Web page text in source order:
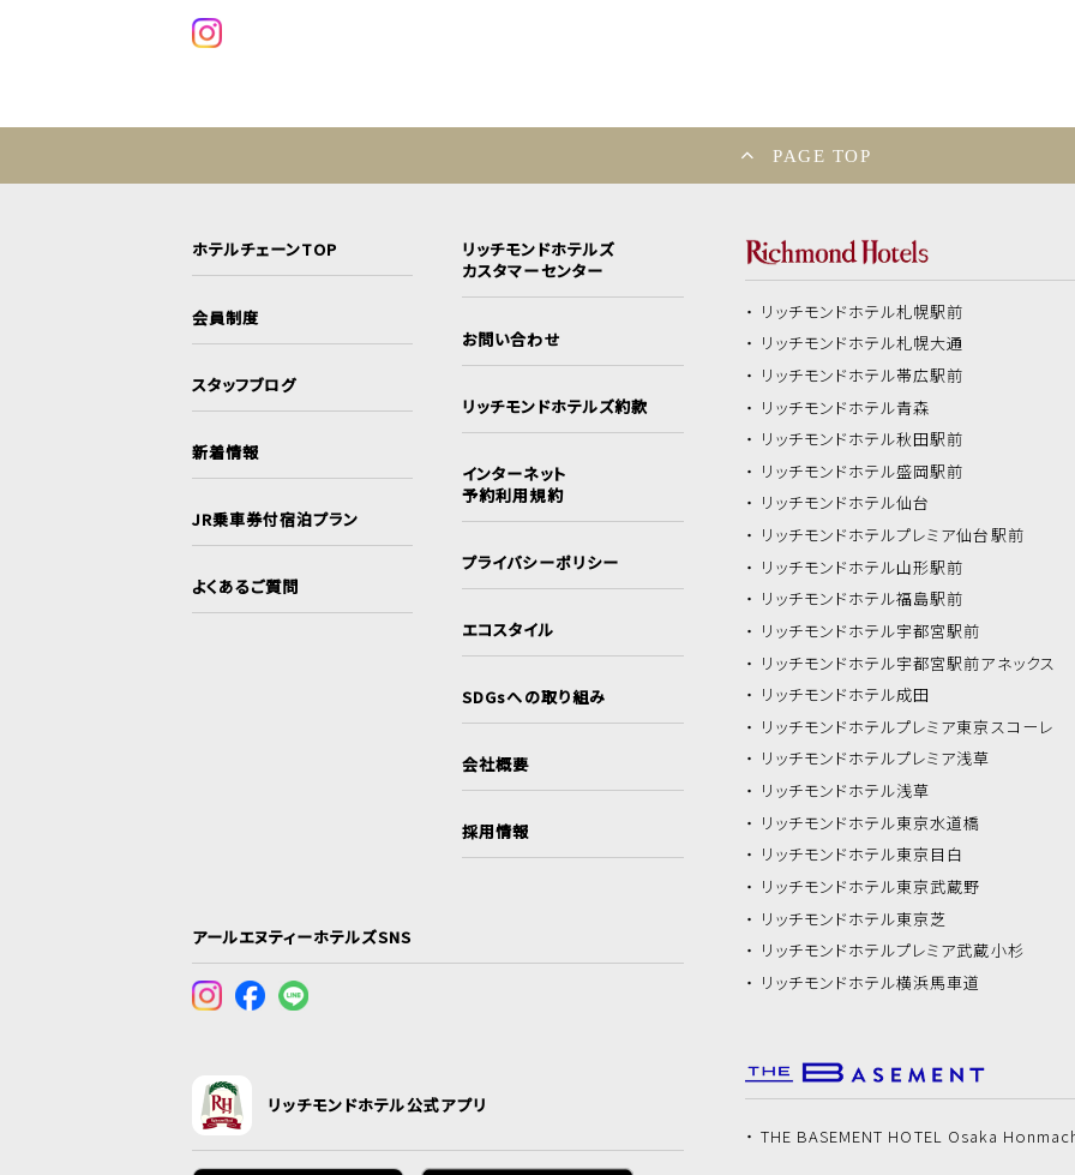
PAGE TOP
ホテルチェーンTOP
会員制度
スタッフブログ
新着情報
JR乗車券付宿泊プラン
よくあるご質問
リッチモンドホテルズ
カスタマーセンター
お問い合わせ
リッチモンドホテルズ約款
インターネット
予約利用規約
プライバシーポリシー
エコスタイル
SDGsへの取り組み
会社概要
採用情報
アールエヌティーホテルズSNS
リッチモンドホテル公式アプリ
リッチモンドホテル札幌駅前
リッチモンドホテル札幌大通
リッチモンドホテル帯広駅前
リッチモンドホテル青森
リッチモンドホテル秋田駅前
リッチモンドホテル盛岡駅前
リッチモンドホテル仙台
リッチモンドホテルプレミア仙台駅前
リッチモンドホテル山形駅前
リッチモンドホテル福島駅前
リッチモンドホテル宇都宮駅前
リッチモンドホテル宇都宮駅前アネックス
リッチモンドホテル成田
リッチモンドホテルプレミア東京スコーレ
リッチモンドホテルプレミア浅草
リッチモンドホテル浅草
リッチモンドホテル東京水道橋
リッチモンドホテル東京目白
リッチモンドホテル東京武蔵野
リッチモンドホテル東京芝
リッチモンドホテルプレミア武蔵小杉
リッチモンドホテル横浜馬車道
THE BASEMENT HOTEL Osaka